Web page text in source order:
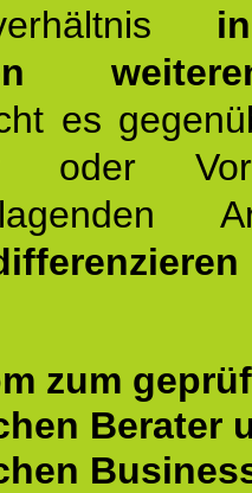
es
oder
zum
Berater